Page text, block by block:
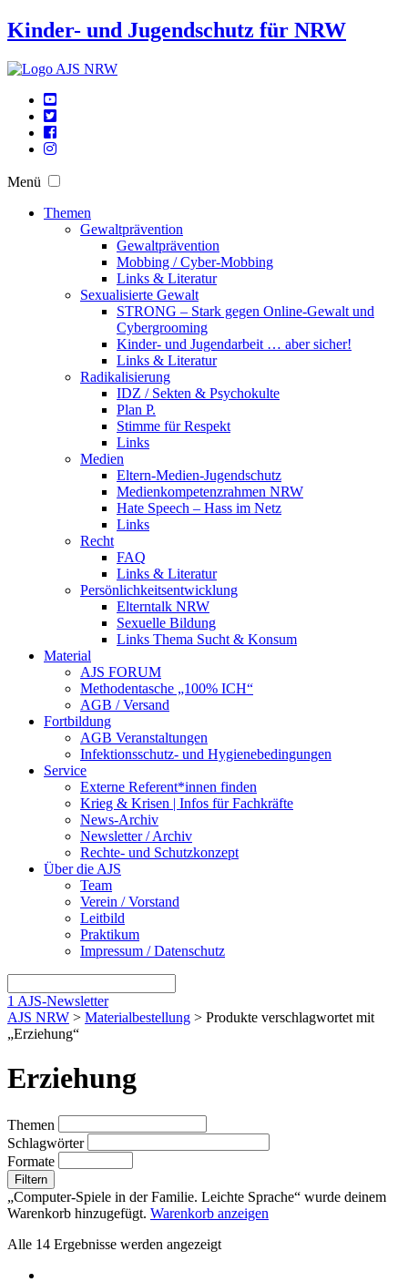
Kinder- und Jugendschutz für NRW
Menü
Themen
Gewaltprävention
Gewaltprävention
Mobbing / Cyber-Mobbing
Links & Literatur
Sexualisierte Gewalt
STRONG – Stark gegen Online-Gewalt und
Cybergrooming
Kinder- und Jugendarbeit … aber sicher!
Links & Literatur
Radikalisierung
IDZ / Sekten & Psychokulte
Plan P.
Stimme für Respekt
Links
Medien
Eltern-Medien-Jugendschutz
Medienkompetenzrahmen NRW
Hate Speech – Hass im Netz
Links
Recht
FAQ
Links & Literatur
Persönlichkeitsentwicklung
Elterntalk NRW
Sexuelle Bildung
Links Thema Sucht & Konsum
Material
AJS FORUM
Methodentasche „100% ICH“
AGB / Versand
Fortbildung
AGB Veranstaltungen
Infektionsschutz- und Hygienebedingungen
Service
Externe Referent*innen finden
Krieg & Krisen | Infos für Fachkräfte
News-Archiv
Newsletter / Archiv
Rechte- und Schutzkonzept
Über die AJS
Team
Verein / Vorstand
Leitbild
Praktikum
Impressum / Datenschutz
1 AJS-Newsletter
AJS NRW > Materialbestellung > Produkte verschlagwortet mit
„Erziehung“
Erziehung
Themen
Schlagwörter
Formate
Filtern
„Computer-Spiele in der Familie. Leichte Sprache“ wurde deinem
Warenkorb hinzugefügt. Warenkorb anzeigen
Alle 14 Ergebnisse werden angezeigt